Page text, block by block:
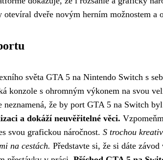
otevíral dveře novým herním možnostem
světa GTA 5 na Nintendo Switch s
konzole s ohromným výkonem na svou
že by port GTA 5 na Switch
a dokáží neuvěřitelné věci.
svou grafickou náročnost. S trochou
na cestách. Představte si, že si dáte